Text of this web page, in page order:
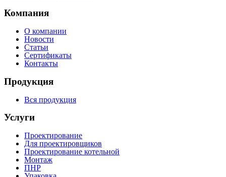
Компания
О компании
Новости
Статьи
Сертификаты
Контакты
Продукция
Вся продукция
Услуги
Проектирование
Для проектировщиков
Проектирование котельной
Монтаж
ПНР